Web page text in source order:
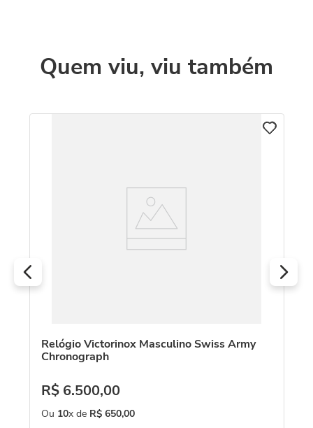
Quem viu, viu também
Relógio Victorinox Masculino Swiss Army
Chronograph
R$ 6.500,00
Ou 10x de R$ 650,00